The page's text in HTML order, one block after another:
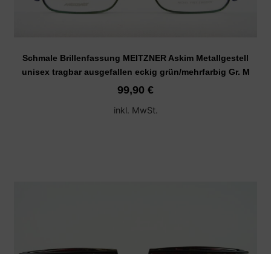
Schmale Brillenfassung MEITZNER Askim Metallgestell
unisex tragbar ausgefallen eckig grün/mehrfarbig Gr. M
99,90 €
inkl. MwSt.